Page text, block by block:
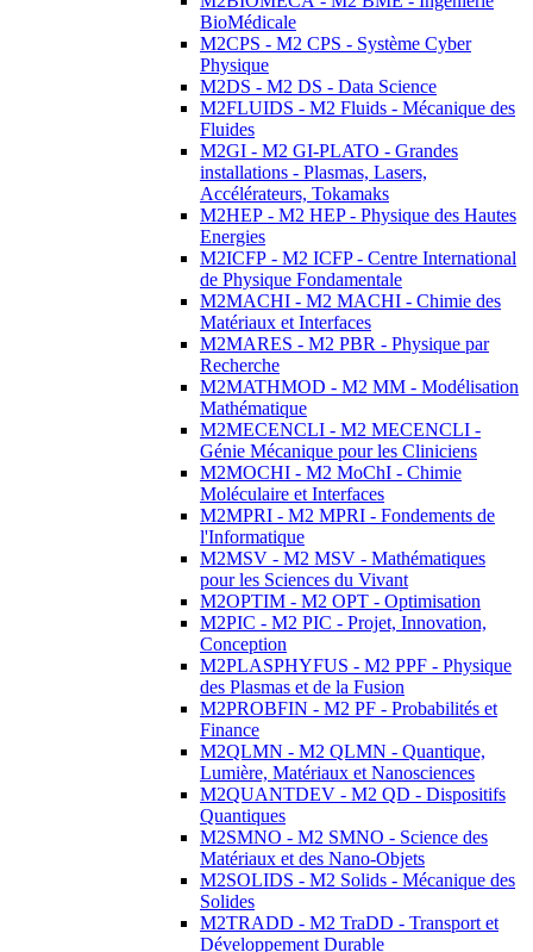
BioMédicale
M2CPS - M2 CPS - Système Cyber
Physique
M2DS - M2 DS - Data Science
M2FLUIDS - M2 Fluids - Mécanique des
Fluides
M2GI - M2 GI-PLATO - Grandes
installations - Plasmas, Lasers,
Accélérateurs, Tokamaks
M2HEP - M2 HEP - Physique des Hautes
Energies
M2ICFP - M2 ICFP - Centre International
de Physique Fondamentale
M2MACHI - M2 MACHI - Chimie des
Matériaux et Interfaces
M2MARES - M2 PBR - Physique par
Recherche
M2MATHMOD - M2 MM - Modélisation
Mathématique
M2MECENCLI - M2 MECENCLI -
Génie Mécanique pour les Cliniciens
M2MOCHI - M2 MoChI - Chimie
Moléculaire et Interfaces
M2MPRI - M2 MPRI - Fondements de
l'Informatique
M2MSV - M2 MSV - Mathématiques
pour les Sciences du Vivant
M2OPTIM - M2 OPT - Optimisation
M2PIC - M2 PIC - Projet, Innovation,
Conception
M2PLASPHYFUS - M2 PPF - Physique
des Plasmas et de la Fusion
M2PROBFIN - M2 PF - Probabilités et
Finance
M2QLMN - M2 QLMN - Quantique,
Lumière, Matériaux et Nanosciences
M2QUANTDEV - M2 QD - Dispositifs
Quantiques
M2SMNO - M2 SMNO - Science des
Matériaux et des Nano-Objets
M2SOLIDS - M2 Solids - Mécanique des
Solides
M2TRADD - M2 TraDD - Transport et
Développement Durable